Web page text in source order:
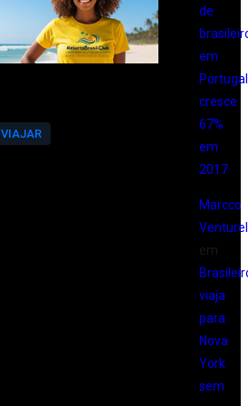
VIAJAR
de
em
Portugal
cresce
67%
em
2017
Marcco
em
viaja
para
Nova
York
sem